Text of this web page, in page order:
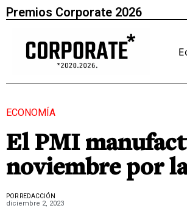
Premios Corporate 2026
ECONOMÍA
El PMI
noviembre por
POR REDACCIÓN
diciembre 2, 2023